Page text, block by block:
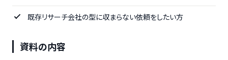
既存リサーチ会社の型に収まらない依頼をしたい方
資料の内容